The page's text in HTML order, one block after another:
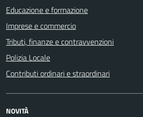
Educazione e formazione
Imprese e commercio
Tributi, finanze e contravvenzioni
Polizia Locale
Contributi ordinari e straordinari
NOVITÀ